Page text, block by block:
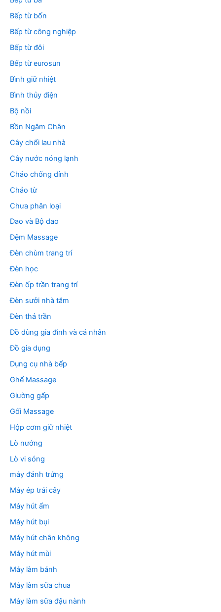
Bếp từ bốn
Bếp từ công nghiệp
Bếp từ đôi
Bếp từ eurosun
Bình giữ nhiệt
Bình thủy điện
Bộ nồi
Bồn Ngâm Chân
Cây chổi lau nhà
Cây nước nóng lạnh
Chảo chống dính
Chảo từ
Chưa phân loại
Dao và Bộ dao
Đệm Massage
Đèn chùm trang trí
Đèn học
Đèn ốp trần trang trí
Đèn sưởi nhà tắm
Đèn thả trần
Đồ dùng gia đình và cá nhân
Đồ gia dụng
Dụng cụ nhà bếp
Ghế Massage
Giường gấp
Gối Massage
Hộp cơm giữ nhiệt
Lò nướng
Lò vi sóng
máy đánh trứng
Máy ép trái cây
Máy hút ẩm
Máy hút bụi
Máy hút chân không
Máy hút mùi
Máy làm bánh
Máy làm sữa chua
Máy làm sữa đậu nành